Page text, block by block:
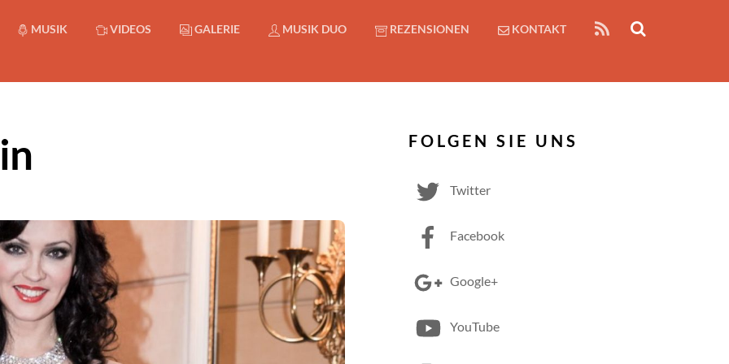
MUSIK VIDEOS GALERIE MUSIK DUO REZENSIONEN KONTAKT
FOLGEN SIE UNS
Twitter
Facebook
Google+
YouTube